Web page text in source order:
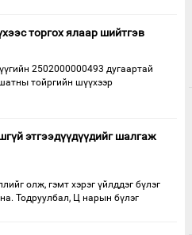
торгох ялаар шийтгэв
2502000000493 дугаартай
тойргийн шүүхээр
этгээдүүдүүдийг шалгаж
олж, гэмт хэрэг үйлддэг бүлэг
Тодруулбал, Ц нарын бүлэг